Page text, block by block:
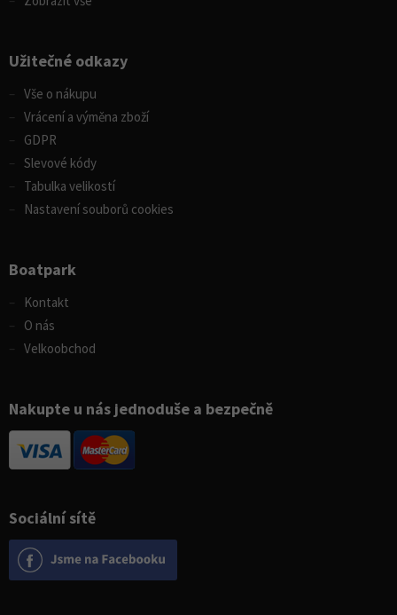
Sociální sítě
Užitečné odkazy
Vše o nákupu
Vrácení a výměna zboží
GDPR
Slevové kódy
Tabulka velikostí
Nastavení souborů cookies
Boatpark
Kontakt
O nás
Velkoobchod
Nakupte u nás jednoduše a bezpečně